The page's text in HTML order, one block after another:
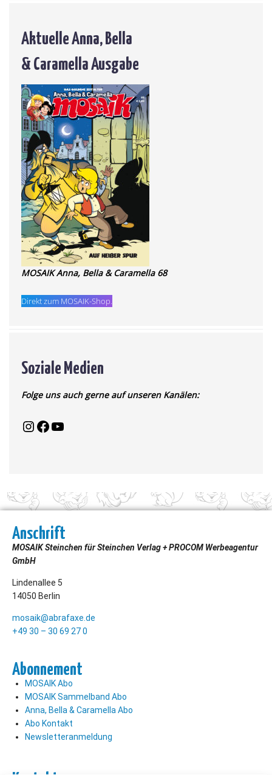
Aktuelle Anna, Bella
& Caramella Ausgabe
MOSAIK Anna, Bella & Caramella 68
Direkt zum MOSAIK-Shop.
Soziale Medien
Folge uns auch gerne auf unseren Kanälen:
Anschrift
MOSAIK Steinchen für Steinchen Verlag + PROCOM Werbeagentur
GmbH
Lindenallee 5
14050 Berlin
mosaik@abrafaxe.de
+49 30 – 30 69 27 0
Abonnement
MOSAIK Abo
MOSAIK Sammelband Abo
Anna, Bella & Caramella Abo
Abo Kontakt
Newsletteranmeldung